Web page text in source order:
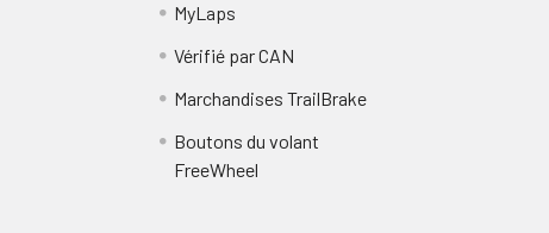
MyLaps
Vérifié par CAN
Marchandises TrailBrake
Boutons du volant
FreeWheel